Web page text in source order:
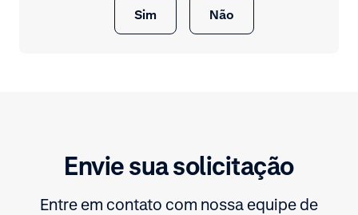
Sim Não
Envie sua solicitação
Entre em contato com nossa equipe de